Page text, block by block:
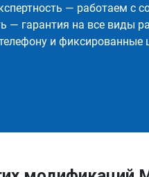
— работаем с
— гарантия на все виды
и фиксированные